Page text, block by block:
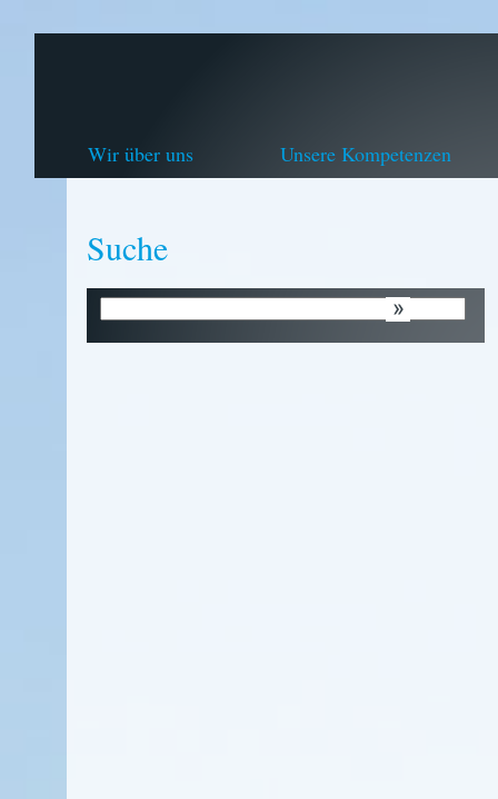
Wir über uns Unsere Kompetenzen
Suche